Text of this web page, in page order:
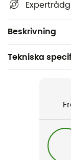
Beskrivning
Vikt: 20 g.
Tekniska
Vandring /
Produktnamn